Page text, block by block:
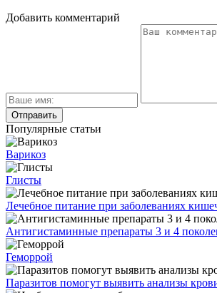
Добавить комментарий
Популярные статьи
Варикоз
Глисты
Лечебное питание при заболеваниях
Антигистаминные препараты 3 и 4
Геморрой
Паразитов помогут выявить анализы